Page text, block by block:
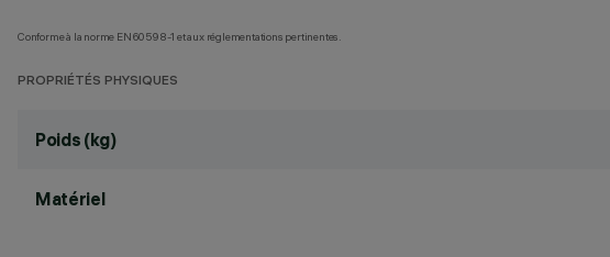
Conforme à la norme EN60598-1 et aux réglementations pertinentes.
PROPRIÉTÉS PHYSIQUES
Poids (kg)
Matériel